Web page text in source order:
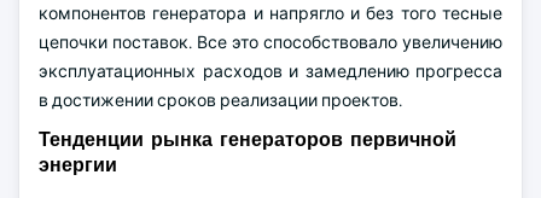
компонентов генератора и напрягло и без того тесные
цепочки поставок. Все это способствовало увеличению
эксплуатационных расходов и замедлению прогресса
в достижении сроков реализации проектов.
Тенденции рынка генераторов первичной
энергии